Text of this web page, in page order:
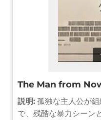
The Man from
説明: 孤独な主人公が
で、残酷な暴力シーン